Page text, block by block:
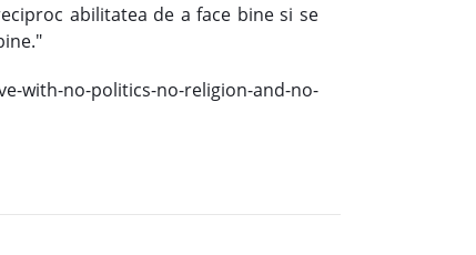
abilitatea de a face bine si se
with-no-politics-no-religion-and-no-